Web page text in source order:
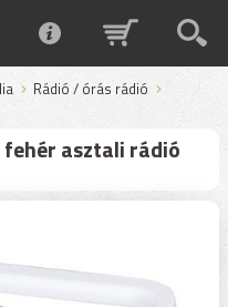
Rádió / órás rádió
fehér asztali rádió